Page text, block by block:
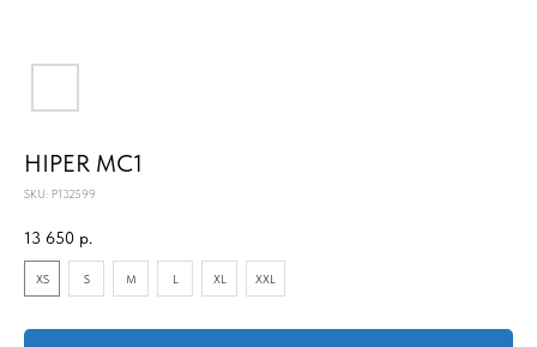
HIPER MC1
SKU: P132599
13 650 р.
XS S M L XL XXL